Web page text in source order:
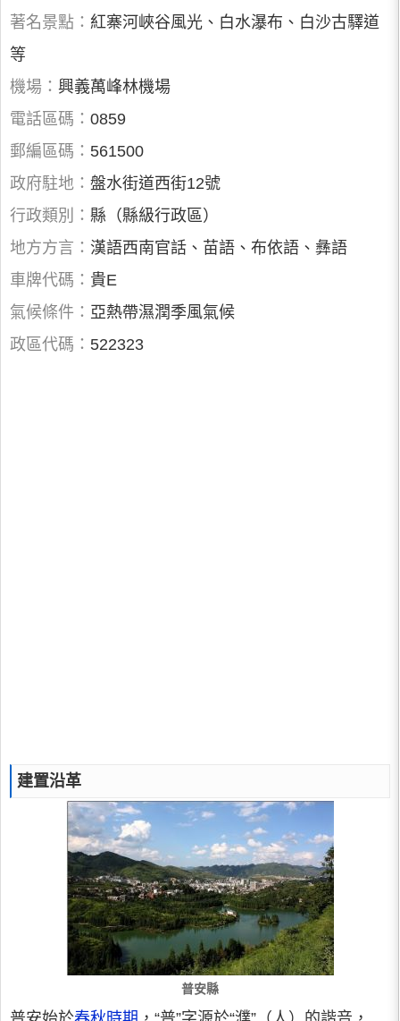
著名景點： 紅寨河峽谷風光、白水瀑布、白沙古驛道
等
機場： 興義萬峰林機場
電話區碼： 0859
郵編區碼： 561500
政府駐地： 盤水街道西街12號
行政類別： 縣（縣級行政區）
地方方言： 漢語西南官話、苗語、布依語、彝語
車牌代碼： 貴E
氣候條件： 亞熱帶濕潤季風氣候
政區代碼： 522323
建置沿革
普安縣